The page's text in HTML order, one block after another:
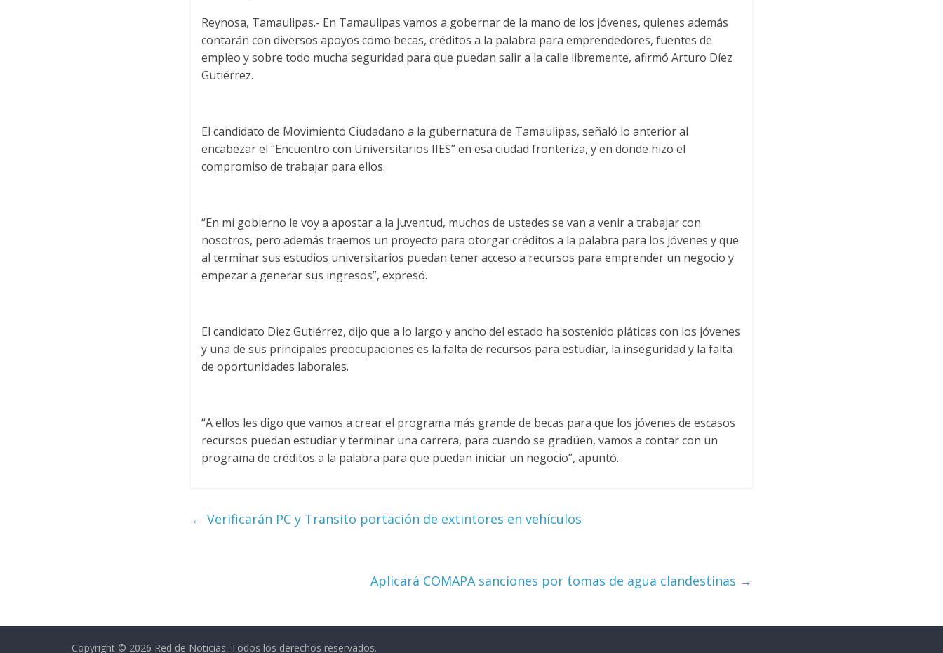
Reynosa, Tamaulipas.- En Tamaulipas vamos a gobernar de la mano de los jóvenes, quienes además
contarán con diversos apoyos como becas, créditos a la palabra para emprendedores, fuentes de
empleo y sobre todo mucha seguridad para que puedan salir a la calle libremente, afirmó Arturo Díez
Gutiérrez.
El candidato de Movimiento Ciudadano a la gubernatura de Tamaulipas, señaló lo anterior al
encabezar el “Encuentro con Universitarios IIES” en esa ciudad fronteriza, y en donde hizo el
compromiso de trabajar para ellos.
“En mi gobierno le voy a apostar a la juventud, muchos de ustedes se van a venir a trabajar con
nosotros, pero además traemos un proyecto para otorgar créditos a la palabra para los jóvenes y que
al terminar sus estudios universitarios puedan tener acceso a recursos para emprender un negocio y
empezar a generar sus ingresos”, expresó.
El candidato Diez Gutiérrez, dijo que a lo largo y ancho del estado ha sostenido pláticas con los jóvenes
y una de sus principales preocupaciones es la falta de recursos para estudiar, la inseguridad y la falta
de oportunidades laborales.
“A ellos les digo que vamos a crear el programa más grande de becas para que los jóvenes de escasos
recursos puedan estudiar y terminar una carrera, para cuando se gradúen, vamos a contar con un
programa de créditos a la palabra para que puedan iniciar un negocio”, apuntó.
← Verificarán PC y Transito portación de extintores en vehículos
Aplicará COMAPA sanciones por tomas de agua clandestinas →
Copyright © 2026 Red de Noticias. Todos los derechos reservados.